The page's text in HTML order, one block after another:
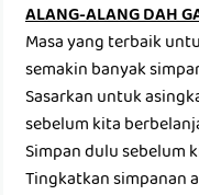
ALANG-ALANG DAH
Masa yang terbaik
semakin banyak
Sasarkan untuk
sebelum kita
Simpan dulu sebelum
Tingkatkan simpanan